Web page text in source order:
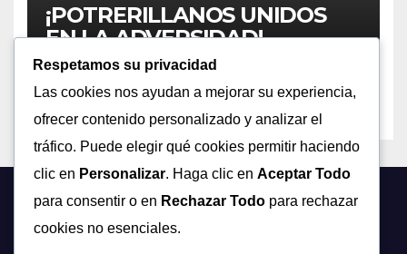
¡POTRERILLANOS UNIDOS
EN LA ADVERSIDAD!
LLAMADO URGENTE A
REGISTRARSE TRAS LA
CATÁSTROFE CLIMÁTICA EN
III Y IV REGIÓN
JULIO 20, 2026 LUIS MORALES TRUJILLO
Respetamos su privacidad
Las cookies nos ayudan a mejorar su experiencia,
ofrecer contenido personalizado y analizar el
tráfico. Puede elegir qué cookies permitir haciendo
clic en Personalizar. Haga clic en Aceptar Todo
para consentir o en Rechazar Todo para rechazar
cookies no esenciales.